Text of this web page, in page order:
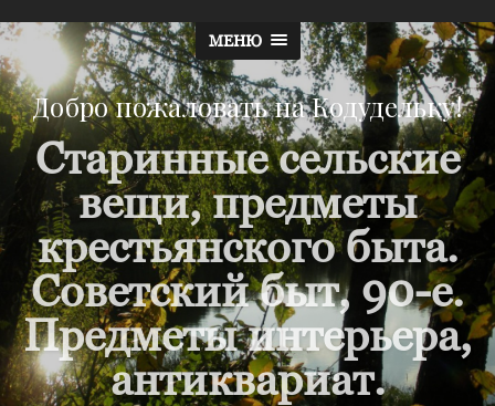
МЕНЮ
Добро пожаловать на Кодудельку!
Старинные сельские
вещи, предметы
крестьянского быта.
Советский быт, 90-е.
Предметы интерьера,
антиквариат.